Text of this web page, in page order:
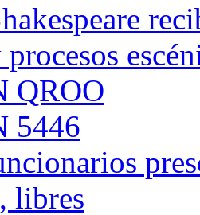
QROO
5446
libres